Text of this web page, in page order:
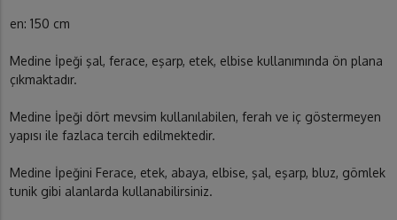
en: 150 cm
Medine İpeği şal, ferace, eşarp, etek, elbise kullanımında ön plana
çıkmaktadır.
Medine İpeği dört mevsim kullanılabilen, ferah ve iç göstermeyen
yapısı ile fazlaca tercih edilmektedir.
Medine İpeğini Ferace, etek, abaya, elbise, şal, eşarp, bluz, gömlek
tunik gibi alanlarda kullanabilirsiniz.